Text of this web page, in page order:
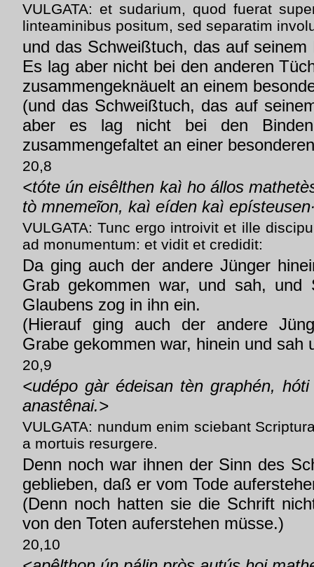
VULGATA: et sudarium, quod fuerat
linteaminibus positum, sed separatim
und das Schweißtuch, das auf
Es lag aber nicht bei den anderen
zusammengeknäuelt an einem
(und das Schweißtuch, das auf
aber es lag nicht bei den
zusammengefaltet an einer
20,8
<tóte ún eisêlthen kaì ho állos
tò mnemeĩon, kaì eíden kaì
VULGATA: Tunc ergo introivit et ille
ad monumentum: et vidit et credidit:
Da ging auch der andere Jünger
Grab gekommen war, und sah, und
Glaubens zog in ihn ein.
(Hierauf ging auch der andere
Grabe gekommen war, hinein und sah
20,9
<udépo gàr édeisan tèn graphén,
anastênai.>
VULGATA: nundum enim sciebant
a mortuis resurgere.
Denn noch war ihnen der Sinn des
geblieben, daß er vom Tode
(Denn noch hatten sie die Schrift
von den Toten auferstehen müsse.)
20,10